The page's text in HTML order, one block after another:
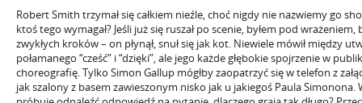
Robert Smith trzymał się całkiem nieźle, choć nigdy nie nazwiemy go
ktoś tego wymagał? Jeśli już się ruszał po scenie, byłem pod
zwykłych kroków – on płynął, snuł się jak kot. Niewiele mówił między
połamanego “cześć” i “dzięki”, ale jego każde głębokie spojrzenie w
choreografię. Tylko Simon Gallup mógłby zaopatrzyć się w telefon z
jak szalony z basem zawieszonym nisko jak u jakiegoś Paula Simonona.